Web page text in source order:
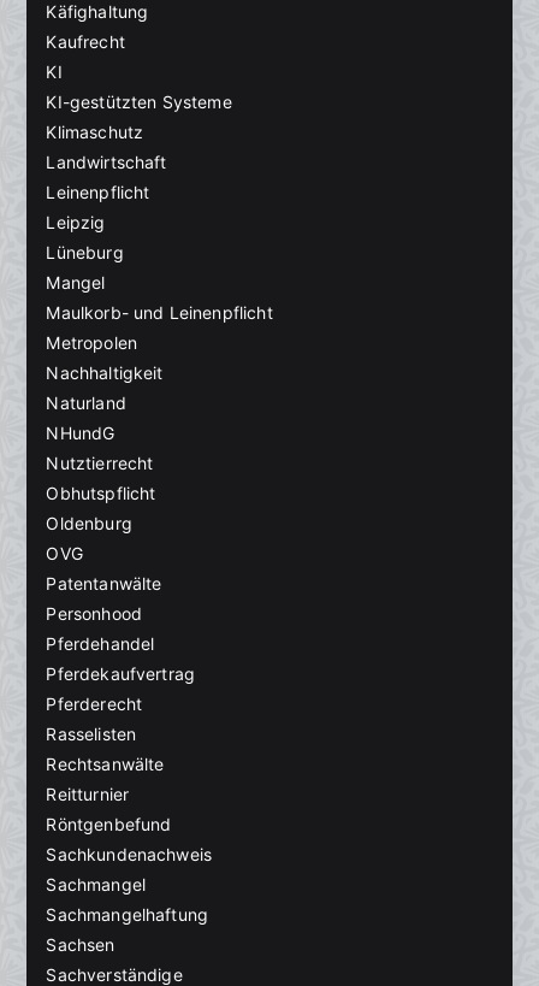
Käfighaltung
Kaufrecht
KI
KI-gestützten Systeme
Klimaschutz
Landwirtschaft
Leinenpflicht
Leipzig
Lüneburg
Mangel
Maulkorb- und Leinenpflicht
Metropolen
Nachhaltigkeit
Naturland
NHundG
Nutztierrecht
Obhutspflicht
Oldenburg
OVG
Patentanwälte
Personhood
Pferdehandel
Pferdekaufvertrag
Pferderecht
Rasselisten
Rechtsanwälte
Reitturnier
Röntgenbefund
Sachkundenachweis
Sachmangel
Sachmangelhaftung
Sachsen
Sachverständige